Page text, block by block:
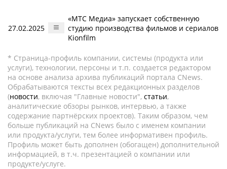
27.02.2025
«МТС Медиа» запускает собственную
студию производства фильмов и сериалов
Kionfilm
* Страница-профиль компании, системы (продукта или
услуги), технологии, персоны и т.п. создается редактором
на основе анализа архива публикаций портала CNews.
Обрабатываются тексты всех редакционных разделов
(новости, включая "Главные новости", статьи,
аналитические обзоры рынков, интервью, а также
содержание партнёрских проектов). Таким образом, чем
больше публикаций на CNews было с именем компании
или продукта/услуги, тем более информативен профиль.
Профиль может быть дополнен (обогащен) дополнительной
информацией, в т.ч. презентацией о компании или
продукте/услуге.